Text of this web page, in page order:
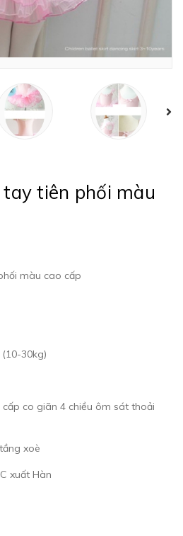
prev
tiên phối màu
màu cao cấp
30kg)
co giãn 4 chiều ôm sát thoải
xoè
xuất Hàn